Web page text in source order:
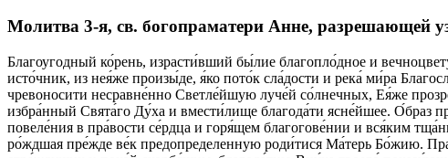
Молитва 3‑я, св. богопраматери Анне, разрешающей
Благоугодный ко́рень, израсти́вший бы́лие благопло́дное и
исто́чник, из нея́же произы́де, я́ко пото́к сла́дости и река́ ми́ра
чревоносити несравне́нно Светле́йшую луче́й со́лнечных, Ея́же
избра́нный Свята́го Ду́ха и вмести́лище благода́ти ясне́йшее. О́браз
повеле́ния в пра́вости се́рдца и горя́щем благогове́нии и вся́ким
ро́ждшая пре́жде ве́к предопределенную роди́тися Ма́терь Бо́жию.